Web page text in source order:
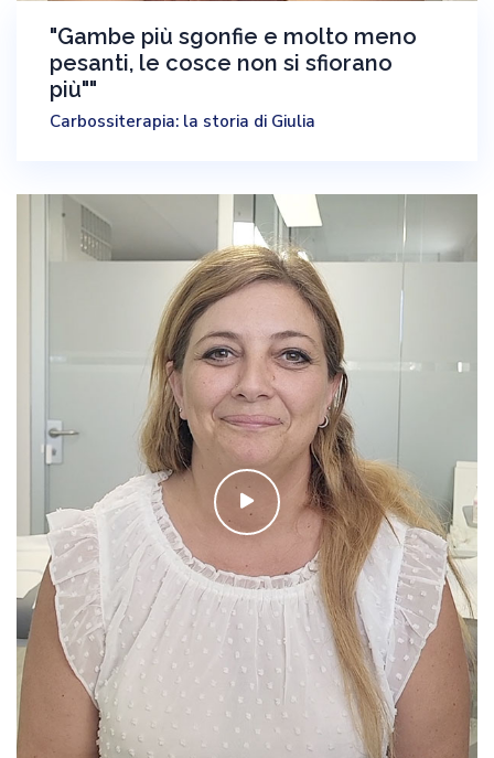
"Gambe più sgonfie e molto meno
pesanti, le cosce non si sfiorano
più""
Carbossiterapia: la storia di Giulia